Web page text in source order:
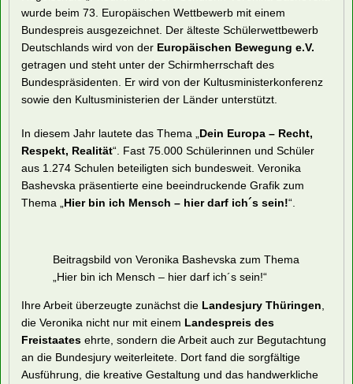
wurde beim 73. Europäischen Wettbewerb mit einem
Bundespreis ausgezeichnet. Der älteste Schülerwettbewerb
Deutschlands wird von der Europäischen Bewegung e.V.
getragen und steht unter der Schirmherrschaft des
Bundespräsidenten. Er wird von der Kultusministerkonferenz
sowie den Kultusministerien der Länder unterstützt.
In diesem Jahr lautete das Thema „ Dein Europa – Recht,
Respekt, Realität“. Fast 75.000 Schülerinnen und Schüler
aus 1.274 Schulen beteiligten sich bundesweit. Veronika
Bashevska präsentierte eine beeindruckende Grafik zum
Thema „ Hier bin ich Mensch – hier darf ich´s sein!“.
Beitragsbild von Veronika Bashevska zum Thema
„Hier bin ich Mensch – hier darf ich´s sein!“
Ihre Arbeit überzeugte zunächst die Landesjury Thüringen
die Veronika nicht nur mit einem Landespreis des
Freistaates ehrte, sondern die Arbeit auch zur Begutachtung
an die Bundesjury weiterleitete. Dort fand die sorgfältige
Ausführung, die kreative Gestaltung und das handwerkliche